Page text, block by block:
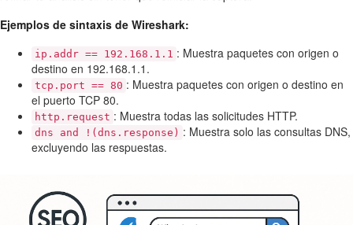
Ejemplos de sintaxis de Wireshark:
ip.addr == 192.168.1.1 : Muestra paquetes con origen o
destino en 192.168.1.1.
tcp.port == 80 : Muestra paquetes con origen o destino en
el puerto TCP 80.
http.request : Muestra todas las solicitudes HTTP.
dns and !(dns.response) : Muestra solo las consultas DNS,
excluyendo las respuestas.